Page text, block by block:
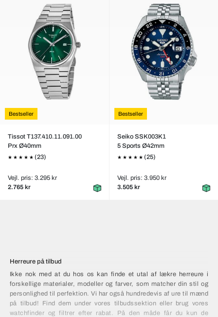
Bestseller
Tissot T137.410.11.091.00
Prx Ø40mm
(23)
Vejl. pris: 3.295 kr
2.765 kr
Bestseller
Seiko SSK003K1
5 Sports Ø42mm
(25)
Vejl. pris: 3.950 kr
3.505 kr
Herreure på tilbud
Ikke nok med at du hos os kan finde et utal af lækre herreure i
forskellige materialer, modeller og farver, som matcher din stil og
personlighed til perfektion. Vi har også hundredevis af ure til mænd
på tilbud! Find dem under vores tilbudssektion eller brug vores
watchfinder og filtrer efter rabat. På den måde får du kun de